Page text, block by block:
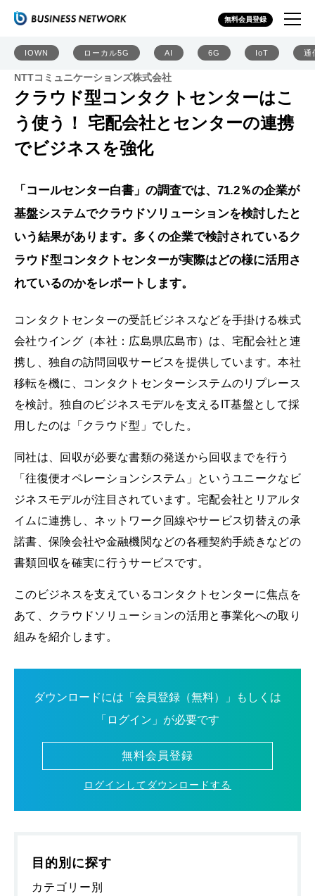
無料会員登録
IOWN ローカル5G AI 6G IoT 通
NTTコミュニケーションズ株式会社
クラウド型コンタクトセンターはこ
う使う！ 宅配会社とセンターの連携
でビジネスを強化
「コールセンター白書」の調査では、71.2％の企業が
基盤システムでクラウドソリューションを検討したと
いう結果があります。多くの企業で検討されているク
ラウド型コンタクトセンターが実際はどの様に活用さ
れているのかをレポートします。
コンタクトセンターの受託ビジネスなどを手掛ける株式
会社ウイング（本社：広島県広島市）は、宅配会社と連
携し、独自の訪問回収サービスを提供しています。本社
移転を機に、コンタクトセンターシステムのリプレース
を検討。独自のビジネスモデルを支えるIT基盤として採
用したのは「クラウド型」でした。
同社は、回収が必要な書類の発送から回収までを行う
「往復便オペレーションシステム」というユニークなビ
ジネスモデルが注目されています。宅配会社とリアルタ
イムに連携し、ネットワーク回線やサービス切替えの承
諾書、保険会社や金融機関などの各種契約手続きなどの
書類回収を確実に行うサービスです。
このビジネスを支えているコンタクトセンターに焦点を
あて、クラウドソリューションの活用と事業化への取り
組みを紹介します。
ダウンロードには「会員登録（無料）」もしくは
「ログイン」が必要です
無料会員登録
ログインしてダウンロードする
目的別に探す
カテゴリー別